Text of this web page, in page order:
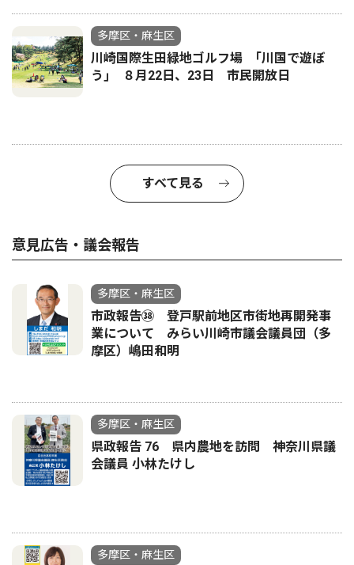
多摩区・麻生区
川崎国際生田緑地ゴルフ場 ｢川国で遊ぼ
う｣ ８月22日、23日 市民開放日
すべて見る
意見広告・議会報告
多摩区・麻生区
市政報告㊳ 登戸駅前地区市街地再開発事
業について みらい川崎市議会議員団（多
摩区）嶋田和明
多摩区・麻生区
県政報告 76 県内農地を訪問 神奈川県議
会議員 小林たけし
多摩区・麻生区